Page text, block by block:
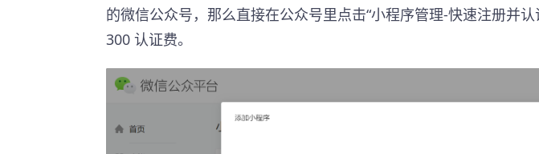
的微信公众号，那么直接在公众号里点击“小程序管理-快速注册并
300 认证费。